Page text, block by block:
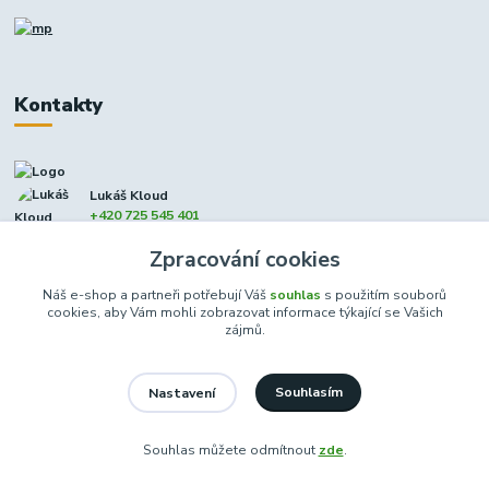
Kontakty
Lukáš Kloud
+420 725 545 401
Vytvořeno na
Eshop-rychle.cz
Zpracování cookies
Náš e-shop a partneři potřebují Váš souhlas s použitím souborů
cookies, aby Vám mohli zobrazovat informace týkající se Vašich
zájmů.
Nastavení Souhlasím
Souhlas můžete odmítnout zde.